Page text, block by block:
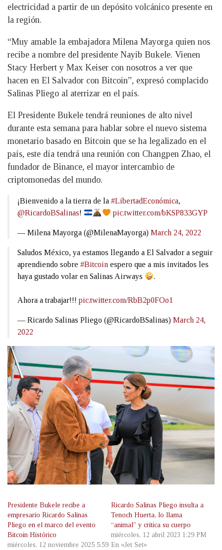
electricidad a partir de un depósito volcánico presente en
la región.
“Muy amable la embajadora Milena Mayorga quien nos
recibe a nombre del presidente Nayib Bukele. Vienen
Stacy Herbert y Max Keiser con nosotros a ver que
hacen en El Salvador con Bitcoin”, expresó complacido
Salinas Pliego al aterrizar en el país.
El Presidente Bukele tendrá reuniones de alto nivel
durante esta semana para hablar sobre el nuevo sistema
monetario basado en Bitcoin que se ha legalizado en el
país, este día tendrá una reunión con Changpen Zhao, el
fundador de Binance, el mayor intercambio de
criptomonedas del mundo.
¡Bienvenido a la tierra de la #LibertadEconómica,
@RicardoBSalinas! pic.twitter.com/bKSP833GYP
— Milena Mayorga (@MilenaMayorga) March 24, 2022
Saludos México, ya estamos llegando a El Salvador a seguir
aprendiendo sobre #Bitcoin espero que a mis invitados les
haya gustado volar en Salinas Airways
.
Ahora a trabajar!!! pic.twitter.com/RbB2p0FOo1
— Ricardo Salinas Pliego (@RicardoBSalinas) March 24,
2022
Presidente Bukele recibe a
empresario Ricardo Salinas
Pliego en el marco del evento
Bitcoin Histórico
miércoles, 12 noviembre 2025 5:59
Ricardo Salinas Pliego insulta a
Tenoch Huerta, lo llama
“animal” y critica su cuerpo
miércoles, 12 abril 2023 1:29 PM
En «Jet Set»